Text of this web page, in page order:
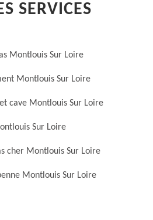
SERVICES
Montlouis Sur Loire
Montlouis Sur Loire
cave Montlouis Sur Loire
Sur Loire
cher Montlouis Sur Loire
Montlouis Sur Loire